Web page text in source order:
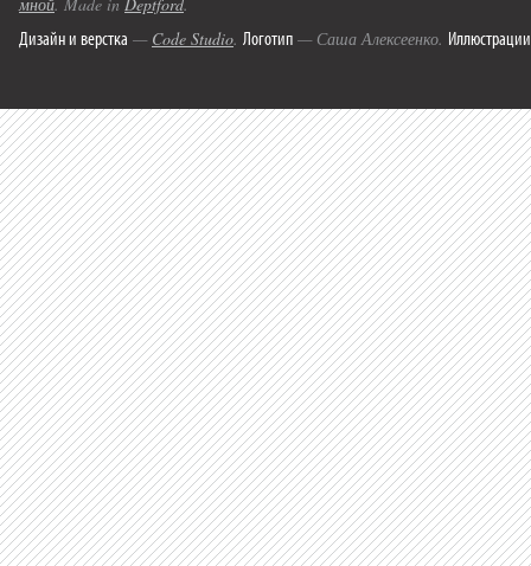
Дизайн и верстка — Code Studio. Логотип — Саша Алексеенко. Иллюстрации